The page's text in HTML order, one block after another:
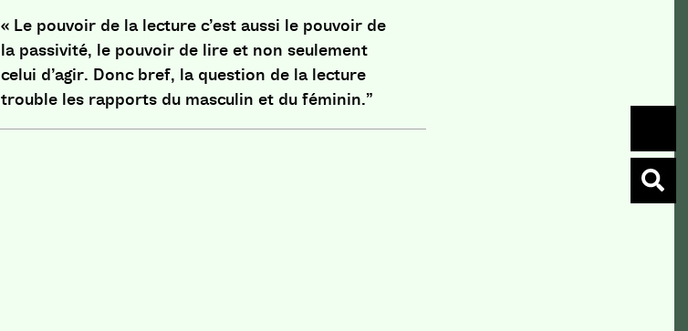
« Le pouvoir de la lecture c’est aussi le pouvoir de
la passivité, le pouvoir de lire et non seulement
celui d’agir. Donc bref, la question de la lecture
trouble les rapports du masculin et du féminin.”